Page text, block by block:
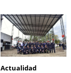
Actualidad